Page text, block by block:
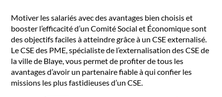
Motiver les salariés avec des avantages bien choisis et
booster l’efficacité d’un Comité Social et Économique sont
des objectifs faciles à atteindre grâce à un CSE externalisé.
Le CSE des PME, spécialiste de l’externalisation des CSE de
la ville de Blaye, vous permet de profiter de tous les
avantages d’avoir un partenaire fiable à qui confier les
missions les plus fastidieuses d’un CSE.